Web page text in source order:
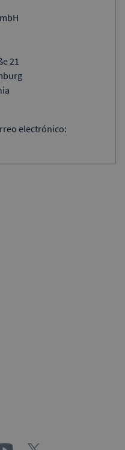
21
electrónico: